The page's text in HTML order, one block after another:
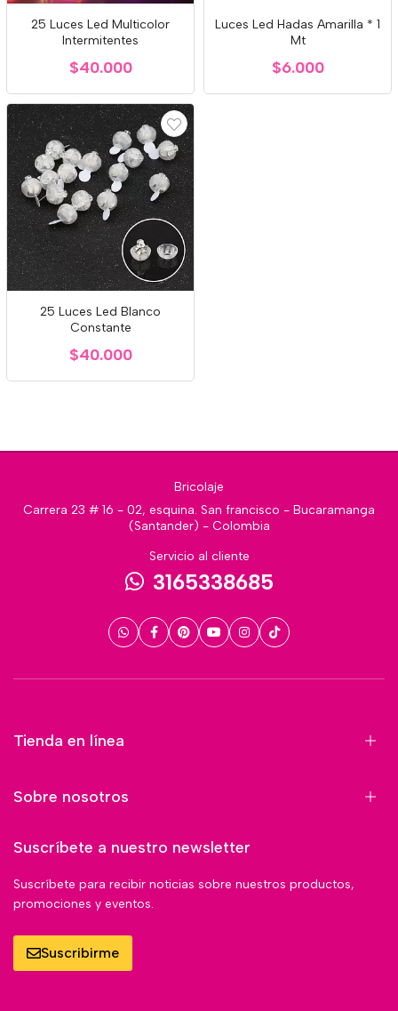
25 Luces Led Multicolor
Intermitentes
$40.000
Luces Led Hadas Amarilla * 1
Mt
$6.000
25 Luces Led Blanco
Constante
$40.000
Bricolaje
Carrera 23 # 16 - 02, esquina. San francisco - Bucaramanga
(Santander) - Colombia
Servicio al cliente
3165338685
Tienda en línea
Sobre nosotros
Suscríbete a nuestro newsletter
Suscríbete para recibir noticias sobre nuestros productos,
promociones y eventos.
Suscribirme